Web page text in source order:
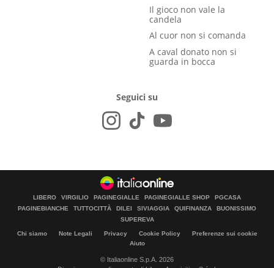
Il gioco non vale la
candela
Al cuor non si comanda
A caval donato non si
guarda in bocca
Seguici su
LIBERO VIRGILIO PAGINEGIALLE PAGINEGIALLE SHOP
PGCASA
PAGINEBIANCHE
TUTTOCITTÀ DILEI SIVIAGGIA QUIFINANZA
BUONISSIMO
SUPEREVA
Chi siamo Note Legali Privacy Cookie Policy
Preferenze sui cookie
Aiuto
© Italiaonline S.p.A. 2026